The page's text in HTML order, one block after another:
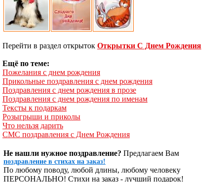
Перейти в раздел открыток Открытки С Днем Рождения
Ещё по теме:
Пожелания с днем рождения
Прикольные поздравления с днем рождения
Поздравления с днем рождения в прозе
Поздравления с днем рождения по именам
Тексты к подаркам
Розыгрыши и приколы
Что нельзя дарить
СМС поздравления с Днем Рождения
Не нашли нужное поздравление? Предлагаем Вам
поздравление в стихах на заказ!
По любому поводу, любой длины, любому человеку
ПЕРСОНАЛЬНО! Стихи на заказ - лучший подарок!